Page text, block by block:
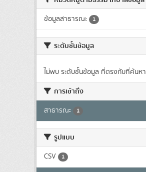
ข้อมูลสาธารณะ 1
ระดับชั้นข้อมูล
ไม่พบ ระดับชั้นข้อมูล ที่ตรงกับที่ค้นหา
การเข้าถึง
สาธารณะ 1
รูปแบบ
CSV 1